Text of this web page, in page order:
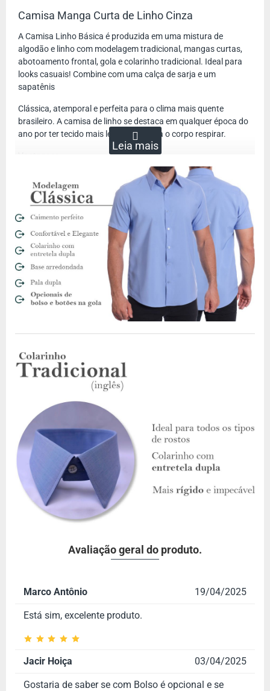
Camisa Manga Curta de Linho Cinza
A Camisa Linho Básica é produzida em uma mistura de
algodão e linho com modelagem tradicional, mangas curtas,
abotoamento frontal, gola e colarinho tradicional. Ideal para
looks casuais! Combine com uma calça de sarja e um
sapatênis
Clássica, atemporal e perfeita para o clima mais quente
brasileiro. A camisa de linho se destaca em qualquer época do
ano por ter tecido mais leve e que deixa o corpo respirar.
A camisa de linho costuma ter caimento mais largo e por isso
também é mais confortável em dias de mais calor. O tecido é
composto por fibras naturais. O que significa que, além de
mais leve, o linho permite que o corpo respire.
Além disso, esse tecido é conhecido pela qualidade. Até por
isso o custo pode ser um pouco mais alto. Mas não deixe de
investir em um peça de linho por isso. Apesar de ter um valor
um pouco mais alto do que peças de algodão ou de tecidos
sintéticos, uma camisa de linho também tem um durabilidade
muito maior.
Por isso, comprar uma camisa de linho significa investir em
uma peça que ficará no seu armário por muito tempo.
Avaliação geral do produto.
Marco Antônio 19/04/2025
Está sim, excelente produto.
Jacir Hoiça 03/04/2025
Gostaria de saber se com Bolso é opcional e se